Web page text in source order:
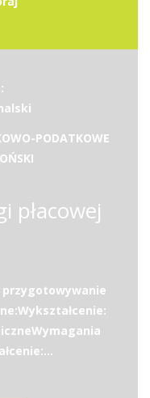
PODATKOWE
płacowej
przygotowywanie